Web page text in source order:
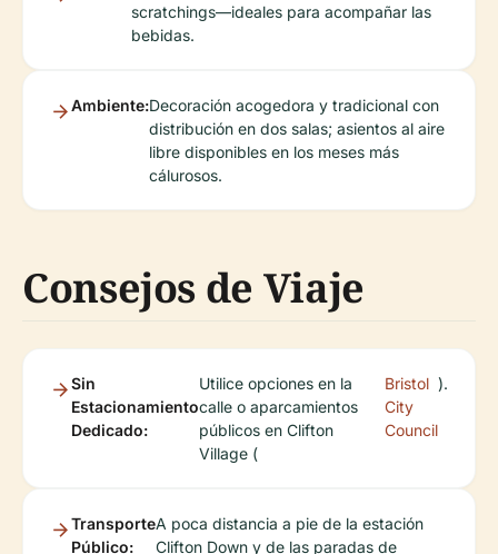
scratchings—ideales para acompañar las
bebidas.
Ambiente:Decoración acogedora y tradicional con
distribución en dos salas; asientos al aire
libre disponibles en los meses más
cálurosos.
Consejos de Viaje
Sin
Estacionamiento
Dedicado:
Utilice opciones en la
calle o aparcamientos
públicos en Clifton
Village (
Bristol
City
Council
).
Transporte
Público:
A poca distancia a pie de la estación
Clifton Down y de las paradas de